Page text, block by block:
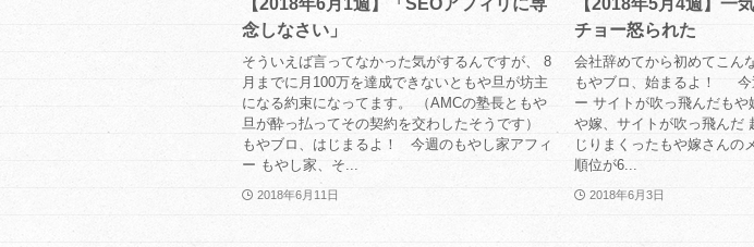
【2018年6月1週】「SEOアフィリに専
念しなさい」
そういえば言ってなかった気がするんですが、 8
月までに月100万を達成できないともや旦が坊主
になる約束になってます。 （AMCの塾長ともや
旦が酔っ払ってその契約を交わしたそうです）
もやブロ、はじまるよ！ 今週のもやし家アフィ
ー もやし家、そ...
2018年6月11日
【2018年5月4週】一
チョー怒られた
会社辞めてから初めてこん
もやブロ、始まるよ！ 今
ー サイトが吹っ飛んだもや
や嫁、サイトが吹っ飛んだ
じりまくったもや嫁さんの
順位が6...
2018年6月3日